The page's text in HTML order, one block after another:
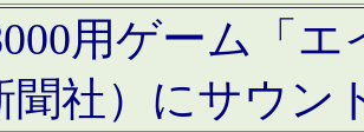
用ゲーム「
聞社）にサウン